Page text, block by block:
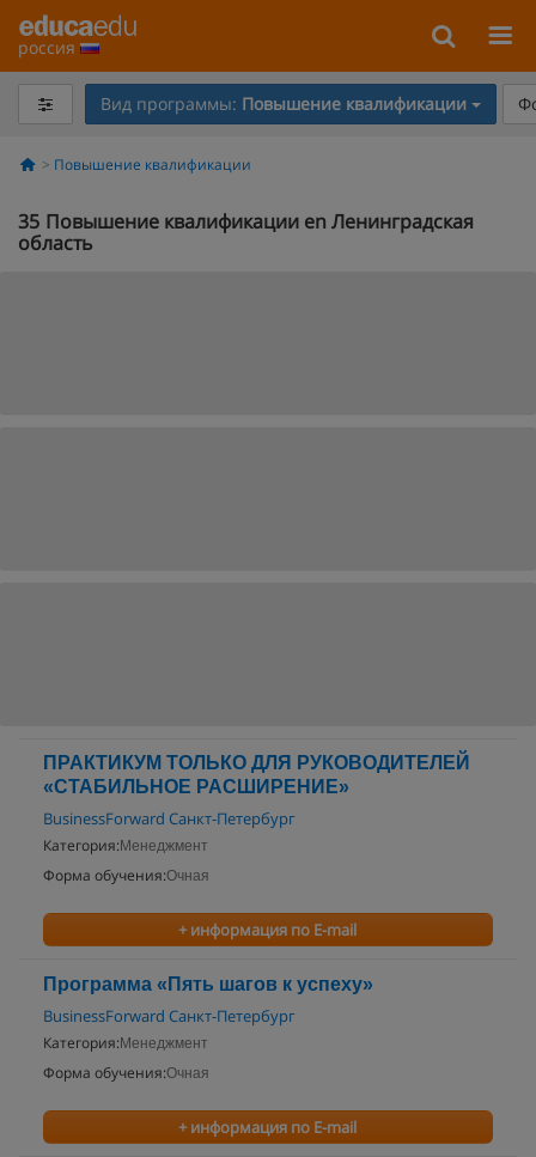
россия
Вид программы: Повышение квалификации
Повышение квалификации
35 Повышение квалификации en Ленинградская
область
ПРАКТИКУМ ТОЛЬКО ДЛЯ РУКОВОДИТЕЛЕЙ
«СТАБИЛЬНОЕ РАСШИРЕНИЕ»
BusinessForward Санкт-Петербург
Категория: Менеджмент
Форма обучения:Очная
+ информация по E-mail
Программа «Пять шагов к успеху»
BusinessForward Санкт-Петербург
Категория: Менеджмент
Форма обучения:Очная
+ информация по E-mail